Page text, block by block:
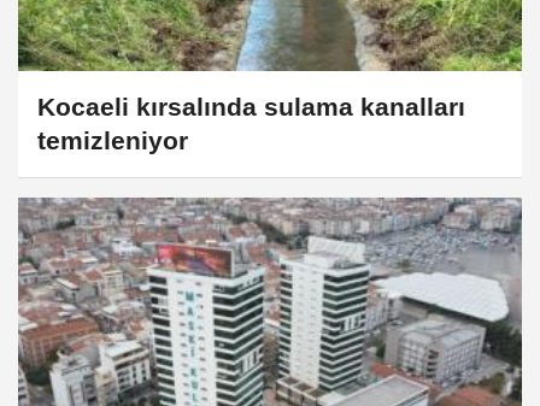
Kocaeli kırsalında sulama kanalları
temizleniyor